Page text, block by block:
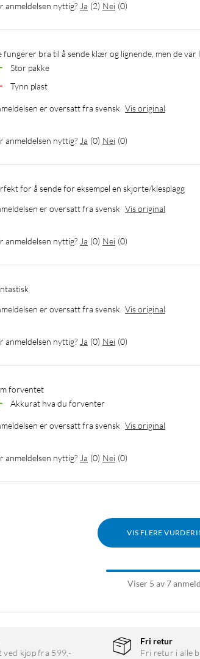
anmeldelsen nyttig? Ja (2) Nei (0)
fungerer bra til å sende klær og lignende, men de
Stor pakke
Tynn plast
er oversatt fra svensk Vis original
anmeldelsen nyttig? Ja (0) Nei (0)
for å sende for eksempel en skjorte/klesplagg
er oversatt fra svensk Vis original
anmeldelsen nyttig? Ja (0) Nei (0)
er oversatt fra svensk Vis original
anmeldelsen nyttig? Ja (0) Nei (0)
forventet
Akkurat hva du forventer
er oversatt fra svensk Vis original
anmeldelsen nyttig? Ja (0) Nei (0)
VIS FLERE
Viser 5 av 7
kjøp fra 599,-
Fri retur
Fri retur i alle